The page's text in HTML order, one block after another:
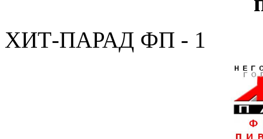
ХИТ-ПАРАД ФП - 1